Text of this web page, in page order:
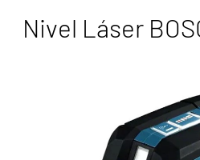
Nivel Láser